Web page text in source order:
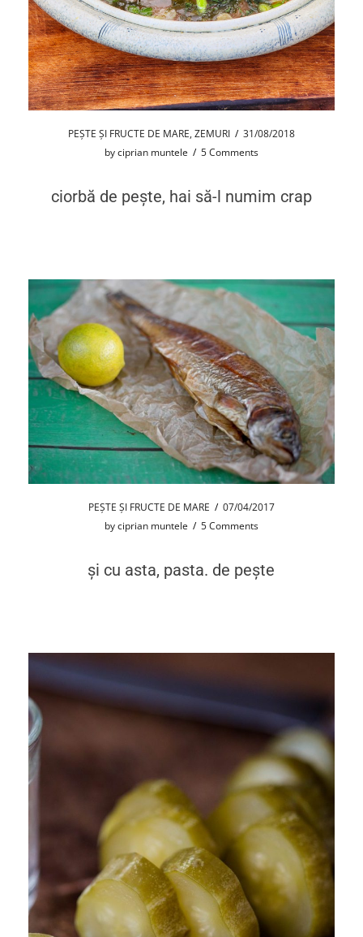
PEȘTE ȘI FRUCTE DE MARE, ZEMURI / 31/08/2018
byciprian muntele / 5 Comments
ciorbă de pește, hai să-l numim crap
PEȘTE ȘI FRUCTE DE MARE / 07/04/2017
byciprian muntele / 5 Comments
și cu asta, pasta. de pește